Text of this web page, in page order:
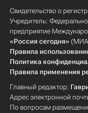
Свидетельство о
Учредитель:
предприятие
«Россия сегодня» (МИА
Правила
Политика
Правила применения
Главный редактор:
Адрес электронной
По вопросам